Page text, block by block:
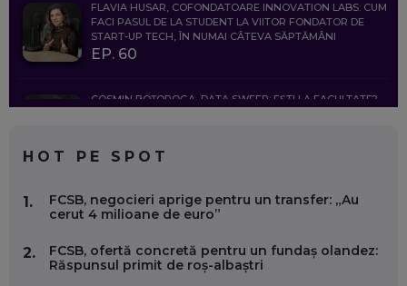
FLAVIA HUSAR, COFONDATOARE INNOVATION LABS: CUM
FACI PASUL DE LA STUDENT LA VIITOR FONDATOR DE
START-UP TECH, ÎN NUMAI CÂTEVA SĂPTĂMÂNI
EP. 60
COSMIN BOȚOROGA, DATA SWEEP: EȘTI LA FACULTATE?
FOLOSEȘTI TEHNOLOGIA CA SĂ FII MAI BUN LA JOB. ȘI CUM
SE VA SCHIMBA MUNCA, ÎN URMĂTORII ANI
HOT PE SPOT
1.
FCSB, negocieri aprige pentru un transfer: „Au
cerut 4 milioane de euro”
2.
FCSB, ofertă concretă pentru un fundaș olandez:
Răspunsul primit de roș-albaștri